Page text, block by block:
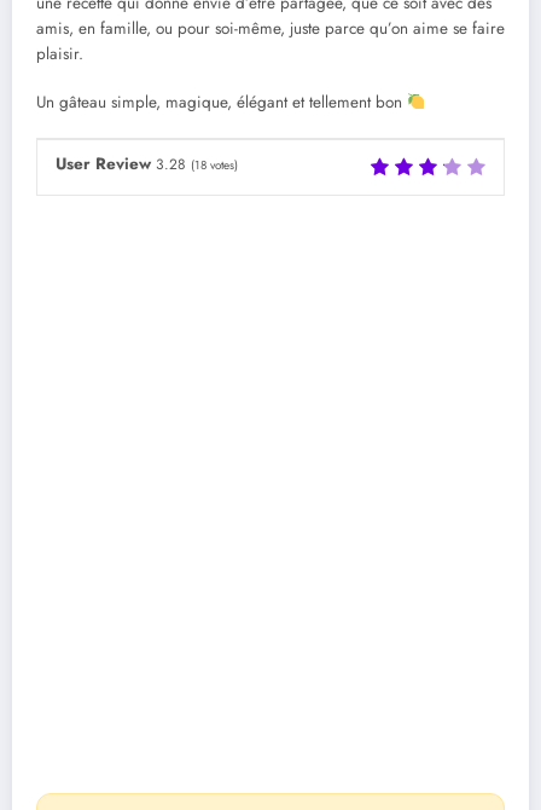
amis, en famille, ou pour soi-même, juste parce qu’on aime se faire
plaisir.
Un gâteau simple, magique, élégant et tellement bon
User Review 3.28 (18 votes)